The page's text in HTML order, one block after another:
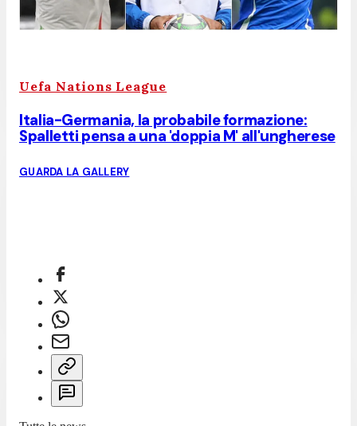
Uefa Nations League
Italia-Germania, la probabile formazione:
Spalletti pensa a una 'doppia M' all'ungherese
GUARDA LA GALLERY